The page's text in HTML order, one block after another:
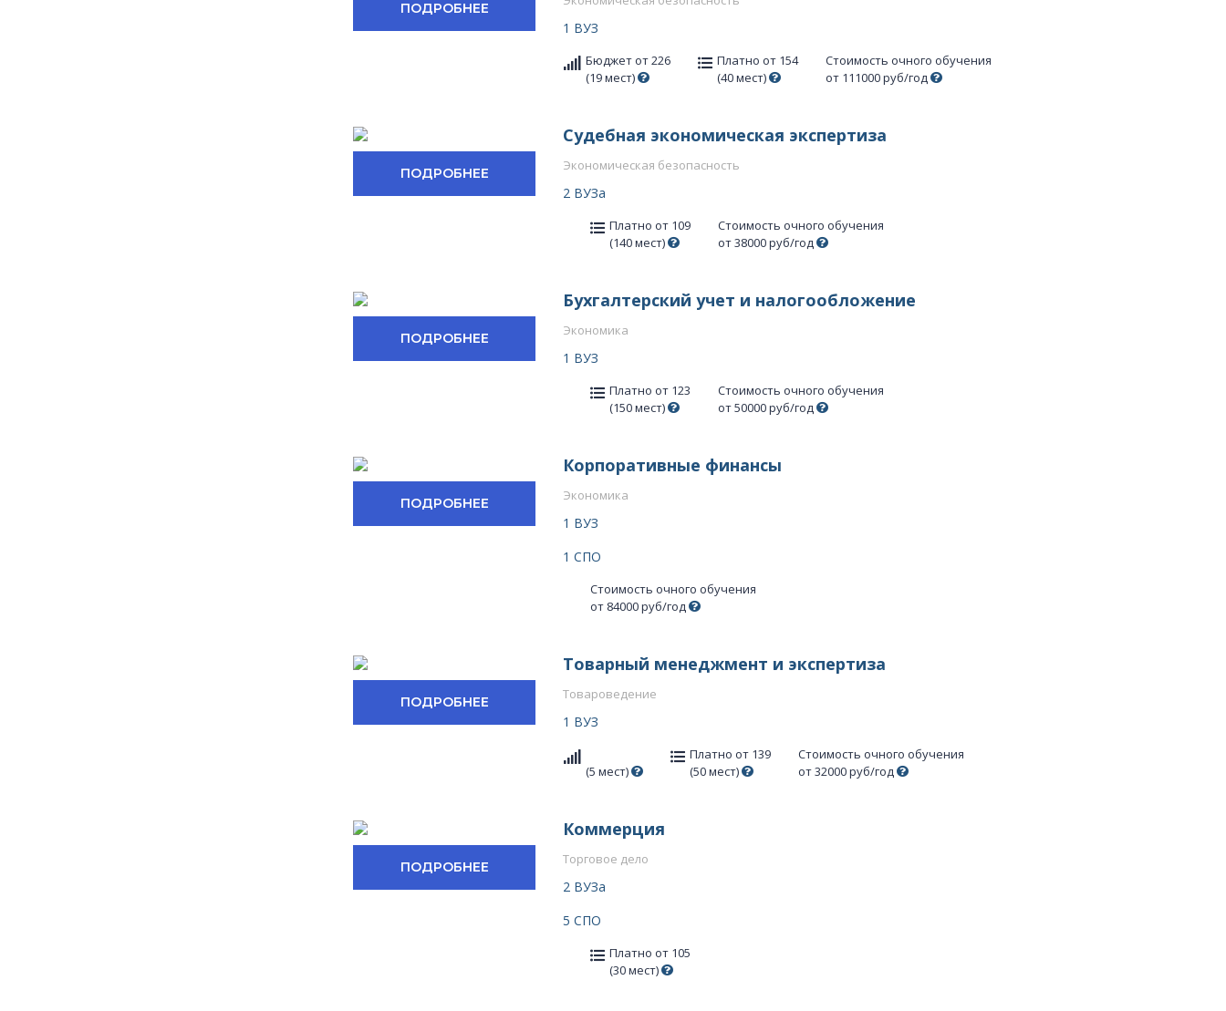
ПОДРОБНЕЕ
1 ВУЗ
Бюджет от 226
(19 мест)
Платно от 154
(40 мест)
Стоимость очного обучения
от 111000 руб/год
ПОДРОБНЕЕ
Судебная экономическая экспертиза
Экономическая безопасность
2 ВУЗа
Платно от 109
(140 мест)
Стоимость очного обучения
от 38000 руб/год
ПОДРОБНЕЕ
Бухгалтерский учет и налогообложение
Экономика
1 ВУЗ
Платно от 123
(150 мест)
Стоимость очного обучения
от 50000 руб/год
ПОДРОБНЕЕ
Корпоративные финансы
Экономика
1 ВУЗ
1 СПО
Стоимость очного обучения
от 84000 руб/год
ПОДРОБНЕЕ
Товарный менеджмент и экспертиза
Товароведение
1 ВУЗ
(5 мест)
Платно от 139
(50 мест)
Стоимость очного обучения
от 32000 руб/год
ПОДРОБНЕЕ
Коммерция
Торговое дело
2 ВУЗа
5 СПО
Платно от 105
(30 мест)